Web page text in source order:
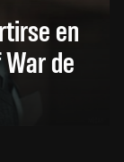
en
de